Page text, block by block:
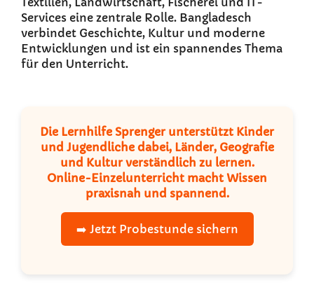
Services eine zentrale Rolle. Bangladesch
verbindet Geschichte, Kultur und moderne
Entwicklungen und ist ein spannendes Thema
für den Unterricht.
Die Lernhilfe Sprenger unterstützt Kinder
und Jugendliche dabei, Länder, Geografie
und Kultur verständlich zu lernen.
Online-Einzelunterricht macht Wissen
praxisnah und spannend.
➡️ Jetzt Probestunde sichern